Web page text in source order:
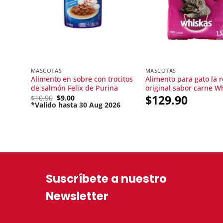
MASCOTAS
Alimento en sobre con trocitos
de salmón Felix de Purina
$10.90 Original
price
$9.00
*Valido hasta 30 Aug 2026
MASCOTAS
Alimento para gato la
original sabor carne
$129.90
Suscríbete a nuestro
Newsletter